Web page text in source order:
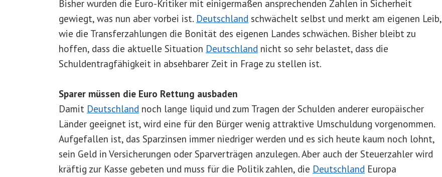
Bisher wurden die Euro-Kritiker mit einigermaßen ansprechenden Zahlen in Sicherheit
gewiegt, was nun aber vorbei ist. Deutschland schwächelt selbst und merkt am eigenen Leib,
wie die Transferzahlungen die Bonität des eigenen Landes schwächen. Bisher bleibt zu
hoffen, dass die aktuelle Situation Deutschland nicht so sehr belastet, dass die
Schuldentragfähigkeit in absehbarer Zeit in Frage zu stellen ist.
Sparer müssen die Euro Rettung ausbaden
Damit Deutschland noch lange liquid und zum Tragen der Schulden anderer europäischer
Länder geeignet ist, wird eine für den Bürger wenig attraktive Umschuldung vorgenommen.
Aufgefallen ist, das Sparzinsen immer niedriger werden und es sich heute kaum noch lohnt,
sein Geld in Versicherungen oder Sparverträgen anzulegen. Aber auch der Steuerzahler wird
kräftig zur Kasse gebeten und muss für die Politik zahlen, die Deutschland Europa